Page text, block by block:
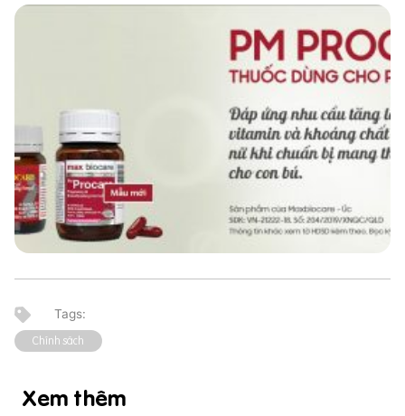
Chính sách
Xem thêm